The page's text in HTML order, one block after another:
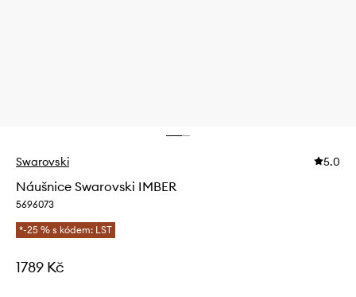
Swarovski 5.0
Náušnice Swarovski IMBER
5696073
*-25 % s kódem: LST
1789 Kč